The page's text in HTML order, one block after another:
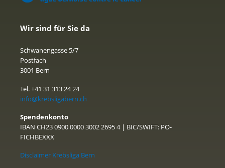
Wir sind für Sie da
Schwanengasse 5/7
Postfach
3001 Bern
Tel. +41 31 313 24 24
info@krebsligabern.ch
Spendenkonto
IBAN CH23 0900 0000 3002 2695 4 | BIC/SWIFT: PO-
FICHBEXXX
Disclaimer Krebsliga Bern